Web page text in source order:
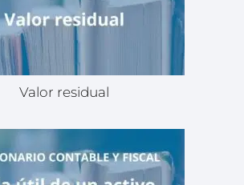
Valor residual